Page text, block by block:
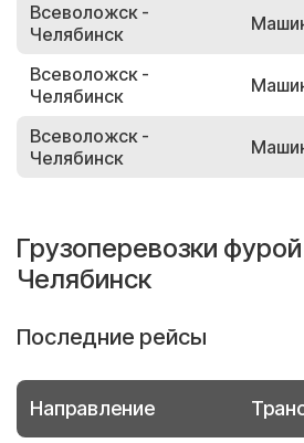
Всеволожск -
Челябинск
Всеволожск -
Челябинск
Всеволожск -
Челябинск
Грузоперевозки
Челябинск
Последние рейсы
Направление